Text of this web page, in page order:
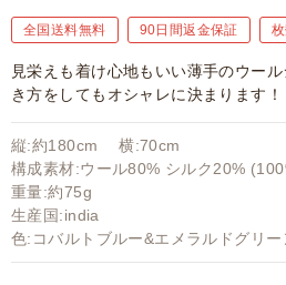
全国送料無料 90日間返金保証
見栄えも着け心地もいい薄手のウー
き方をしてもオシャレに決まります！
縦:約180cm 横:70cm
構成素材:ウール80% シルク20%
重量:約75g
生産国:india
色:コバルトブルー&エメラルドグリ